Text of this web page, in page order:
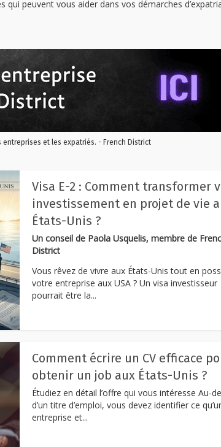
qui peuvent vous aider dans vos démarches
entreprises et les expatriés. - French District
Visa E-2 : Comment transformer
investissement en projet de vie
États-Unis ?
Un conseil de Paola Usquelis, membre de
District
Vous rêvez de vivre aux États-Unis tout en
votre entreprise aux USA ? Un visa investisseur
pourrait être la...
Comment écrire un CV efficace
obtenir un job aux États-Unis ?
Étudiez en détail l’offre qui vous intéresse Au-
d’un titre d’emploi, vous devez identifier ce
entreprise et...